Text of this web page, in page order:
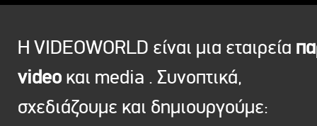
Η VIDEOWORLD είναι μια εταιρεία
video και media . Συνοπτικά,
σχεδιάζουμε και δημιουργούμε: